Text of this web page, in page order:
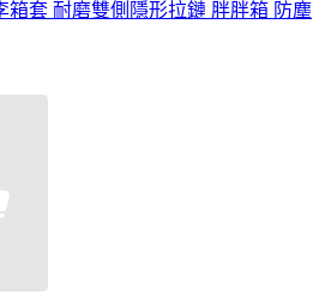
箱套 耐磨雙側隱形拉鏈 胖胖箱 防塵